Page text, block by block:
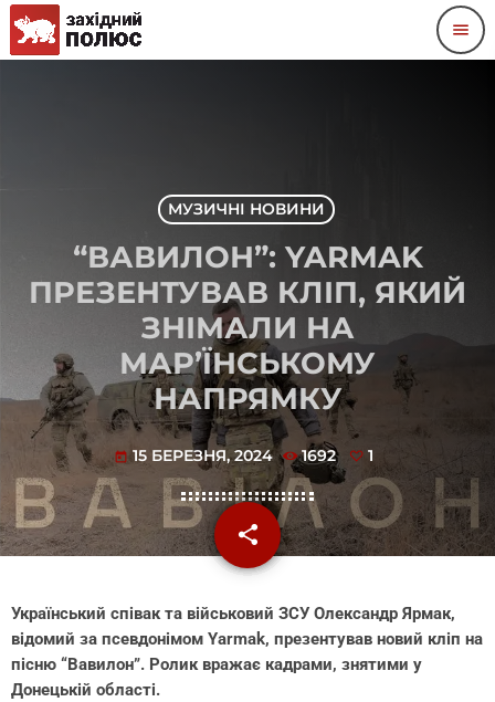
menu
МУЗИЧНІ НОВИНИ
“ВАВИЛОН”: YARMAK
ПРЕЗЕНТУВАВ КЛІП, ЯКИЙ
ЗНІМАЛИ НА
МАР’ЇНСЬКОМУ
НАПРЯМКУ
today 15 БЕРЕЗНЯ, 2024 1692 1
share
email
Український співак та військовий ЗСУ Олександр Ярмак,
відомий за псевдонімом Yarmak, презентував новий кліп на
пісню “Вавилон”. Ролик вражає кадрами, знятими у
Донецькій області.